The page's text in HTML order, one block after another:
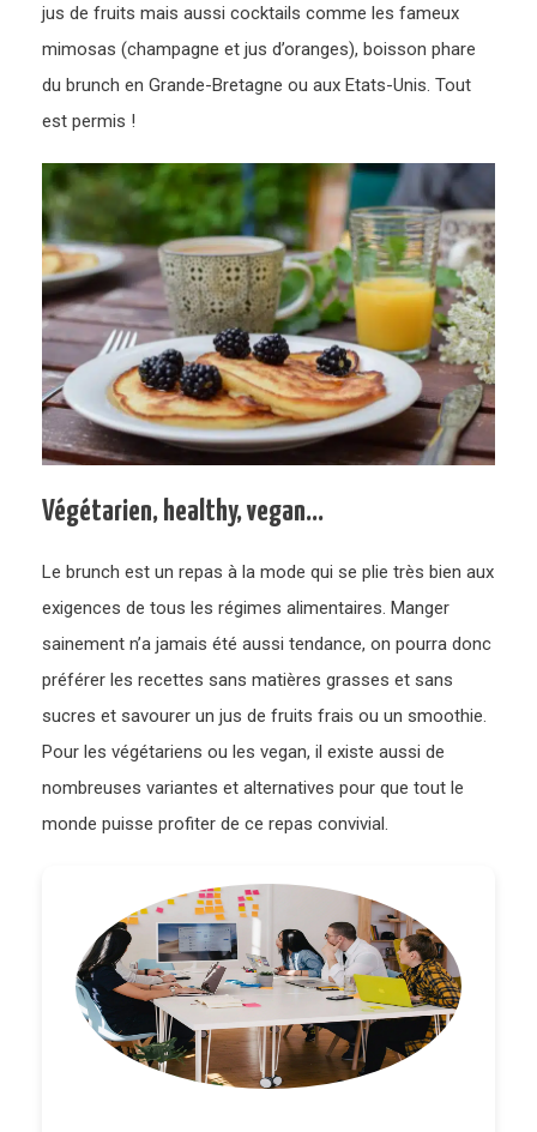
jus de fruits mais aussi cocktails comme les fameux
mimosas (champagne et jus d’oranges), boisson phare
du brunch en Grande-Bretagne ou aux Etats-Unis. Tout
est permis !
Végétarien, healthy, vegan…
Le brunch est un repas à la mode qui se plie très bien aux
exigences de tous les régimes alimentaires. Manger
sainement n’a jamais été aussi tendance, on pourra donc
préférer les recettes sans matières grasses et sans
sucres et savourer un jus de fruits frais ou un smoothie.
Pour les végétariens ou les vegan, il existe aussi de
nombreuses variantes et alternatives pour que tout le
monde puisse profiter de ce repas convivial.